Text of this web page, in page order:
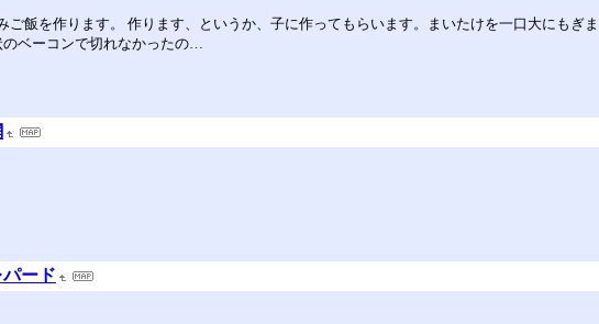
飯を作ります。 作ります、というか、子に作ってもらいます。まいたけを一口大にもぎ
ベーコンで切れなかったの…
ード